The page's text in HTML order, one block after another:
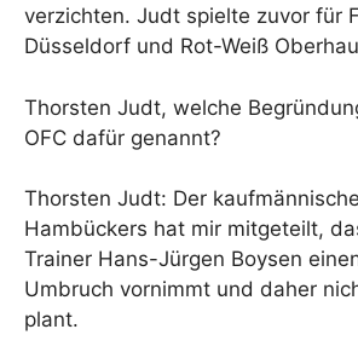
verzichten. Judt spielte zuvor für
Düsseldorf und Rot-Weiß
Thorsten Judt, welche
OFC dafür genannt?
Thorsten Judt: Der
Hambückers hat mir mitgeteilt,
Trainer Hans-Jürgen Boysen
Umbruch vornimmt und daher
plant.